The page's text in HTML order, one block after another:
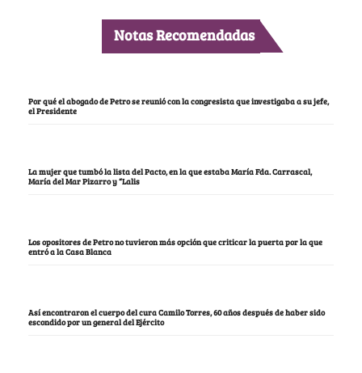
Notas Recomendadas
Por qué el abogado de Petro se reunió con la congresista que investigaba a su jefe,
el Presidente
La mujer que tumbó la lista del Pacto, en la que estaba María Fda. Carrascal,
María del Mar Pizarro y “Lalis
Los opositores de Petro no tuvieron más opción que criticar la puerta por la que
entró a la Casa Blanca
Así encontraron el cuerpo del cura Camilo Torres, 60 años después de haber sido
escondido por un general del Ejército